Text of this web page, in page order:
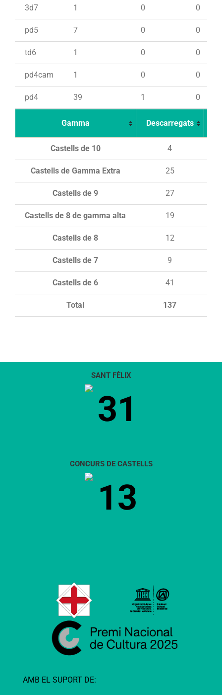
3d7 1 0 0
pd5 7 0 0
td6 1 0 0
pd4cam 1 0 0
pd4 39 1 0
Gamma Descarregats
Total 137
Castells de 10 4
Castells de Gamma Extra 25
Castells de 9 27
Castells de 8 de gamma alta 19
Castells de 8 12
Castells de 7 9
Castells de 6 41
SANT FÈLIX
31
CONCURS DE CASTELLS
13
AMB EL SUPORT DE: